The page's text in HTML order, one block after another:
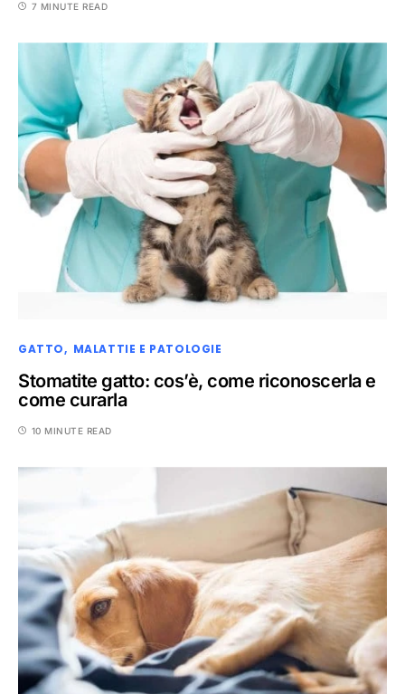
7 MINUTE READ
GATTO MALATTIE E PATOLOGIE
Stomatite gatto: cos’è, come riconoscerla e
come curarla
10 MINUTE READ